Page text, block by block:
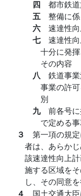
四 都市鉄
五 整備に
六 速達性
七 速達性
十分に発
その内容
八 鉄道事
事業の許
別
九 前各号
で定める
３ 第一項の規
者は、あらか
該速達性向上
施する区域を
し、その同意
４ 国土交通大